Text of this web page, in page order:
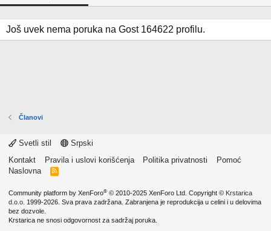
Još uvek nema poruka na Gost 164622 profilu.
Članovi
Svetli stil
Srpski
Kontakt
Pravila i uslovi korišćenja Politika privatnosti
Pomoć
Naslovna
R
Community platform by XenForo® © 2010-2025 XenForo Ltd. Copyright © Krstarica
d.o.o. 1999-2026. Sva prava zadržana. Zabranjena je reprodukcija u celini i u delovima
bez dozvole.
Krstarica ne snosi odgovornost za sadržaj poruka.